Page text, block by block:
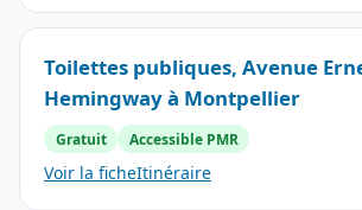
Toilettes publiques, Avenue
Hemingway à Montpellier
Gratuit Accessible PMR
Voir la ficheItinéraire